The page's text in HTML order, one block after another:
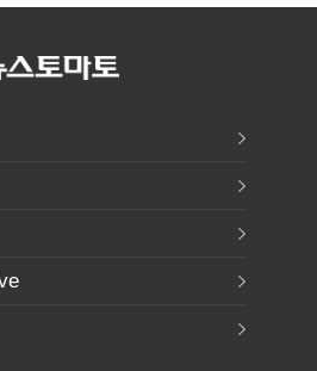
여파
투자